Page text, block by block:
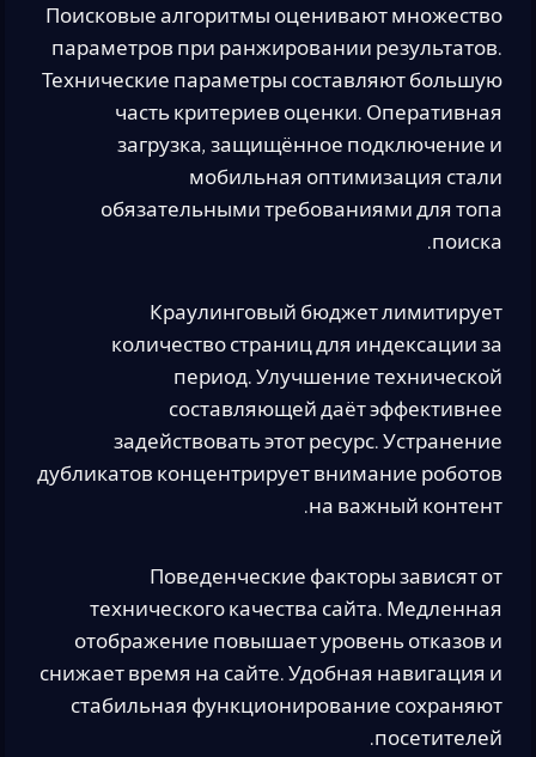
Поисковые алгоритмы оценивают множество
параметров при ранжировании результатов.
Технические параметры составляют большую
часть критериев оценки. Оперативная
загрузка, защищённое подключение и
мобильная оптимизация стали
обязательными требованиями для топа
поиска.
Краулинговый бюджет лимитирует
количество страниц для индексации за
период. Улучшение технической
составляющей даёт эффективнее
задействовать этот ресурс. Устранение
дубликатов концентрирует внимание роботов
на важный контент.
Поведенческие факторы зависят от
технического качества сайта. Медленная
отображение повышает уровень отказов и
снижает время на сайте. Удобная навигация и
стабильная функционирование сохраняют
посетителей.